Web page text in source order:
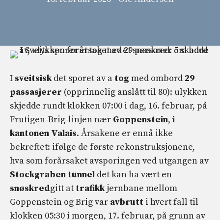
I sveitsiskdet sporet av a tog med ombord 29
passasjerer (opprinnelig anslått til 80): ulykken
skjedde rundt klokken 07:00 i dag, 16. februar, på
Frutigen-Brig-linjen nær Goppenstein, i
kantonen Valais. Årsakene er ennå ikke
bekreftet: ifølge de første rekonstruksjonene,
hva som forårsaket avsporingen ved utgangen av
Stockgraben tunnel det kan ha vært en
snøskredgitt at trafikkjernbane mellom
Goppenstein og Brig var avbrutt i hvert fall til
klokken 05:30 i morgen, 17. februar, på grunn av